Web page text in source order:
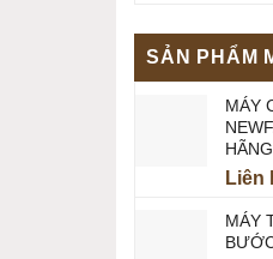
SẢN PHẨM
MÁY
HÃNG
Liên
MÁY